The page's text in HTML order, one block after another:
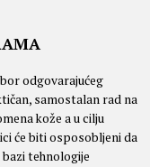
odgovarajućeg
samostalan rad na
kože a u cilju
će biti osposobljeni da
tehnologije